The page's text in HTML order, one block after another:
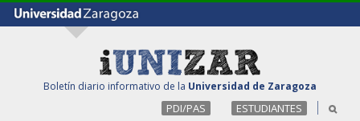
Boletín diario informativo de la Universidad de Zaragoza
PDI/PAS ESTUDIANTES